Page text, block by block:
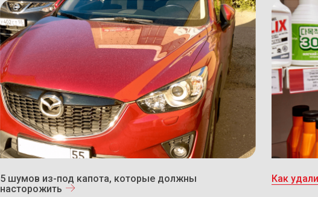
5 шумов из-под капота, которые должны
насторожить
Как